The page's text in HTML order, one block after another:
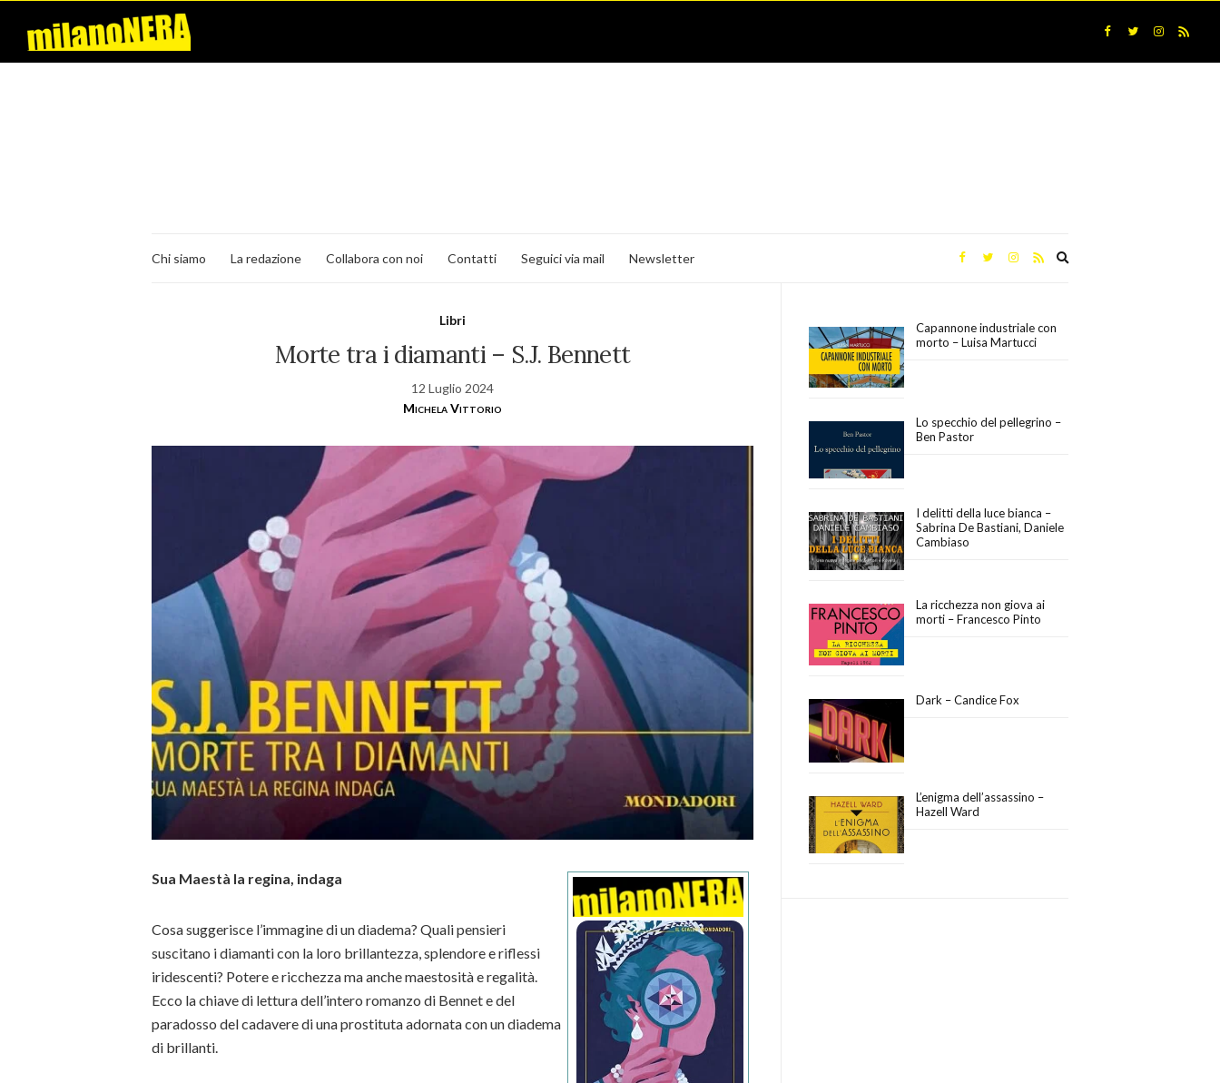
Chi siamo La redazione Collabora con noi Contatti Seguici via mail Newsletter
Libri
Morte tra i diamanti – S.J. Bennett
12 Luglio 2024
Michela Vittorio
Sua Maestà la regina, indaga
Cosa suggerisce l’immagine di un diadema? Quali pensieri
suscitano i diamanti con la loro brillantezza, splendore e riflessi
iridescenti? Potere e ricchezza ma anche maestosità e regalità.
Ecco la chiave di lettura dell’intero romanzo di Bennet e del
paradosso del cadavere di una prostituta adornata con un diadema
di brillanti.
Capannone industriale con
morto – Luisa Martucci
Lo specchio del pellegrino –
Ben Pastor
I delitti della luce bianca –
Sabrina De Bastiani, Daniele
Cambiaso
La ricchezza non giova ai
morti – Francesco Pinto
Dark – Candice Fox
L’enigma dell’assassino –
Hazell Ward